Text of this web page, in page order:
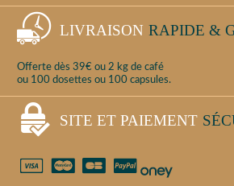
LIVRAISON RAPIDE &
Offerte dès 39€ ou 2 kg de café
ou 100 dosettes ou 100 capsules.
SITE ET PAIEMENT